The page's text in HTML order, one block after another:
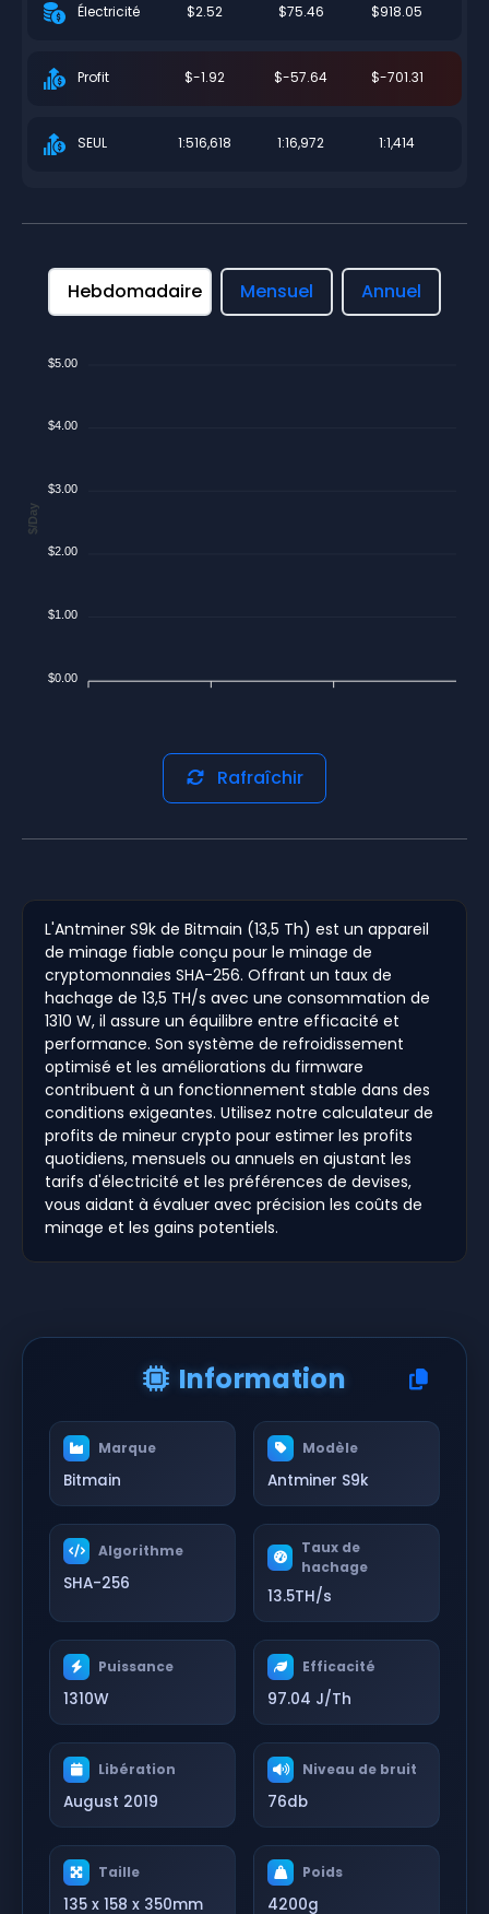
Électricité $2.52 $75.46 $918.05
Profit $-1.92 $-57.64 $-701.31
SEUL 1:516,618 1:16,972 1:1,414
Hebdomadaire Mensuel Annuel
$5.00
$4.00
$3.00
$2.00
$1.00
$0.00
$/Day
Rafraîchir
L'Antminer S9k de Bitmain (13,5 Th) est un appareil
de minage fiable conçu pour le minage de
cryptomonnaies SHA-256. Offrant un taux de
hachage de 13,5 TH/s avec une consommation de
1310 W, il assure un équilibre entre efficacité et
performance. Son système de refroidissement
optimisé et les améliorations du firmware
contribuent à un fonctionnement stable dans des
conditions exigeantes. Utilisez notre calculateur de
profits de mineur crypto pour estimer les profits
quotidiens, mensuels ou annuels en ajustant les
tarifs d'électricité et les préférences de devises,
vous aidant à évaluer avec précision les coûts de
minage et les gains potentiels.
Information
Marque
Bitmain
Modèle
Antminer S9k
Algorithme
SHA-256
Taux de
hachage
13.5TH/s
Puissance
1310W
Efficacité
97.04 J/Th
Libération
August 2019
Niveau de bruit
76db
Taille
135 x 158 x 350mm
Poids
4200g